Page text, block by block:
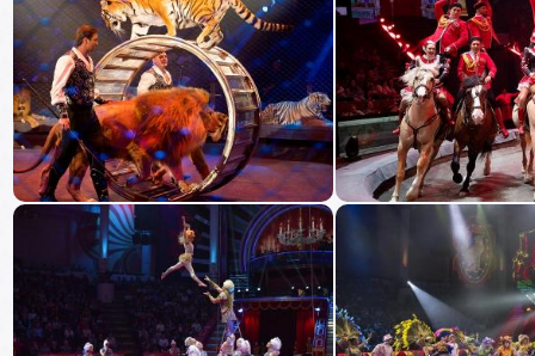
30августа Воскресенье, 13:00 Выбор
02сентября Среда, 19:00 Выбор
05сентября Суббота, 13:00 Выбор